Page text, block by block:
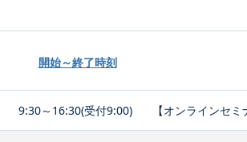
開始～終了時刻
9:30～16:30(受付9:00) 【オンラインセ